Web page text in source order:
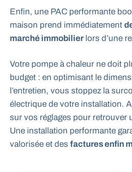
Enfin, une PAC performante
maison prend immédiatement
marché immobilierlors d’une
Votre pompe à chaleur ne doit
budget : en optimisant le
l’entretien, vous stoppez la
électrique de votre installation.
sur vos réglages pour retrouver
Une installation performante
valorisée et des factures enfin